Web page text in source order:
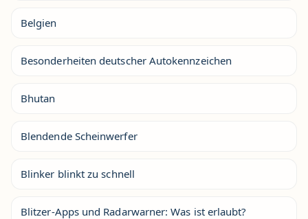
Belgien
Besonderheiten deutscher Autokennzeichen
Bhutan
Blendende Scheinwerfer
Blinker blinkt zu schnell
Blitzer-Apps und Radarwarner: Was ist erlaubt?